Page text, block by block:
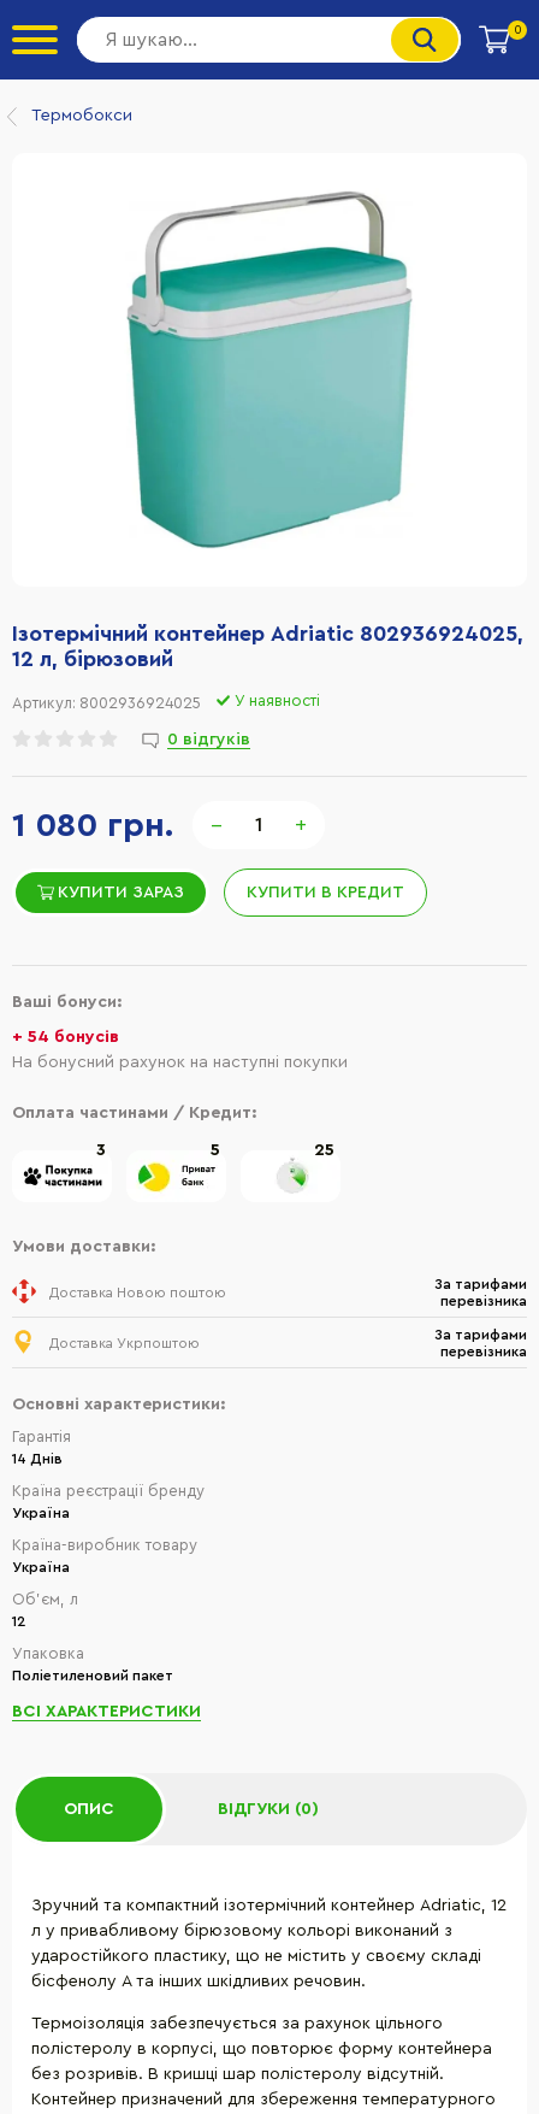
0
Термобокси
1 080 грн. − +
КУПИТИ ЗАРАЗ КУПИТИ В КРЕДИТ
Ізотермічний контейнер Adriatic 802936924025,
12 л, бірюзовий
Артикул: 8002936924025 У наявності
0 відгуків
Ваші бонуси:
+ 54 бонусів
На бонусний рахунок на наступні покупки
Оплата частинами / Кредит:
3 5 25
Умови доставки:
Доставка Новою поштою
За тарифами
перевізника
Доставка Укрпоштою
За тарифами
перевізника
Основні характеристики:
Гарантія
14 Днів
Країна реєстрації бренду
Україна
Країна-виробник товару
Україна
Об'єм, л
12
Упаковка
Поліетиленовий пакет
ВСІ ХАРАКТЕРИСТИКИ
ОПИС ВІДГУКИ (0)
Зручний та компактний ізотермічний контейнер Adriatic, 12
л у привабливому бірюзовому кольорі виконаний з
ударостійкого пластику, що не містить у своєму складі
бісфенолу А та інших шкідливих речовин.
Термоізоляція забезпечується за рахунок цільного
полістеролу в корпусі, що повторює форму контейнера
без розривів. В кришці шар полістеролу відсутній.
Контейнер призначений для збереження температурного